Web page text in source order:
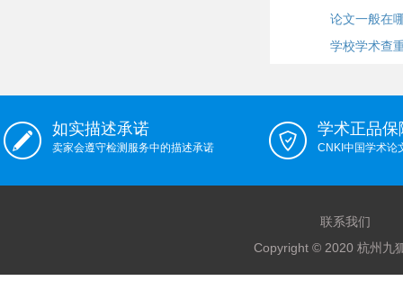
论文一般在
学校学术查
如实描述承诺
卖家会遵守检测服务中的描述承诺
学术正品保
CNKI中国学术论
联系我们
Copyright © 2020 杭州九